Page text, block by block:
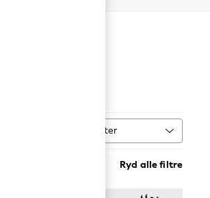
Sorter
Ryd alle filtre